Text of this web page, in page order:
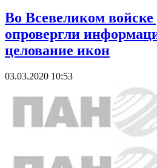
Во Всевеликом
опровергли
целование икон
03.03.2020 10:53